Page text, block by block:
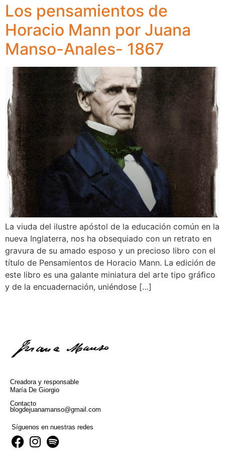
Los pensamientos de
Horacio Mann por Juana
Manso-Anales- 1867
La viuda del ilustre apóstol de la educación común en la
nueva Inglaterra, nos ha obsequiado con un retrato en
gravura de su amado esposo y un precioso libro con el
título de Pensamientos de Horacio Mann. La edición de
este libro es una galante miniatura del arte tipo gráﬁco
y de la encuadernación, uniéndose […]
Creadora y responsable
María De Giorgio
Contacto
blogdejuanamanso@gmail.com
Síguenos en nuestras redes